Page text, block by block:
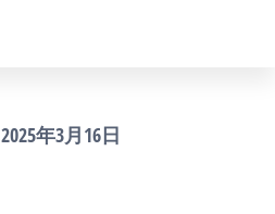
2025年3月16日